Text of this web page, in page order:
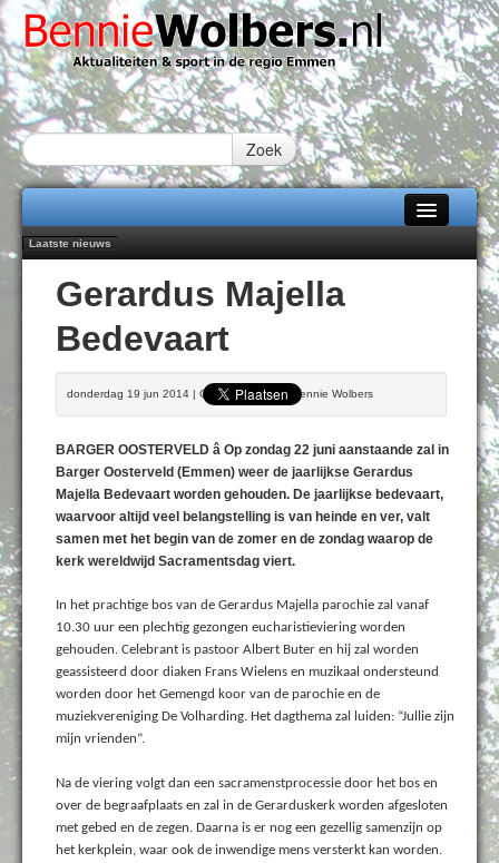
Zoek
Home
Alle categorieën
Over Bennie Wolbers
Fotoboek
Laatste nieuws
Daan Lambers tekent eerste profcontract bij FC Emmen
Jubileumfeest 35 jaar De Amer
Hunzeloopwandeltocht keert op 19 september 2026 terug naar Zuidlaren
102 kaarsen voor eeuwling Mieke Sijbom-Maatje
VRIJDAG 07 AUG 2026
Gerardus Majella
Bedevaart
donderdag 19 jun 2014 | Geschreven door Bennie Wolbers
BARGER OOSTERVELD â Op zondag 22 juni aanstaande zal in
Barger Oosterveld (Emmen) weer de jaarlijkse Gerardus
Majella Bedevaart worden gehouden. De jaarlijkse bedevaart,
waarvoor altijd veel belangstelling is van heinde en ver, valt
samen met het begin van de zomer en de zondag waarop de
kerk wereldwijd Sacramentsdag viert.
In het prachtige bos van de Gerardus Majella parochie zal vanaf
10.30 uur een plechtig gezongen eucharistieviering worden
gehouden. Celebrant is pastoor Albert Buter en hij zal worden
geassisteerd door diaken Frans Wielens en muzikaal ondersteund
worden door het Gemengd koor van de parochie en de
muziekvereniging De Volharding. Het dagthema zal luiden: “Jullie zijn
mijn vrienden”.
Na de viering volgt dan een sacramenstprocessie door het bos en
over de begraafplaats en zal in de Gerarduskerk worden afgesloten
met gebed en de zegen. Daarna is er nog een gezellig samenzijn op
het kerkplein, waar ook de inwendige mens versterkt kan worden.